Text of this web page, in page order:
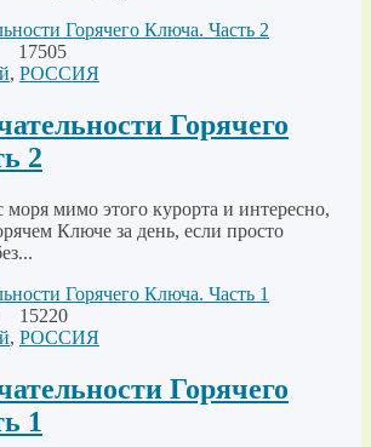
17505
, РОССИЯ
Горячего
2
моря мимо этого курорта и интересно,
Ключе за день, если просто
15220
, РОССИЯ
Горячего
1